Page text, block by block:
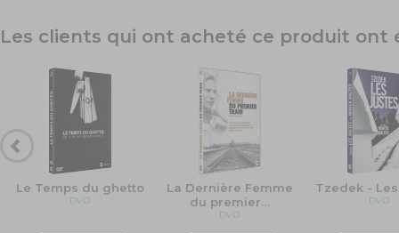
Les clients qui ont acheté ce produit ont
Le Temps du ghetto
DVD
La Dernière Femme
du premier…
DVD
Tzedek -
DVD